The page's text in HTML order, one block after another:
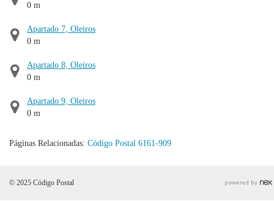
0 m
Apartado 7, Oleiros
0 m
Apartado 8, Oleiros
0 m
Apartado 9, Oleiros
0 m
Páginas Relacionadas: Código Postal 6161-909
© 2025 Código Postal